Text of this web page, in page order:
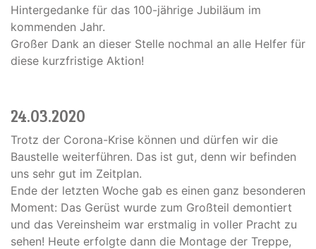
Hintergedanke für das 100-jährige Jubiläum im
kommenden Jahr.
Großer Dank an dieser Stelle nochmal an alle Helfer für
diese kurzfristige Aktion!
24.03.2020
Trotz der Corona-Krise können und dürfen wir die
Baustelle weiterführen. Das ist gut, denn wir befinden
uns sehr gut im Zeitplan.
Ende der letzten Woche gab es einen ganz besonderen
Moment: Das Gerüst wurde zum Großteil demontiert
und das Vereinsheim war erstmalig in voller Pracht zu
sehen! Heute erfolgte dann die Montage der Treppe,